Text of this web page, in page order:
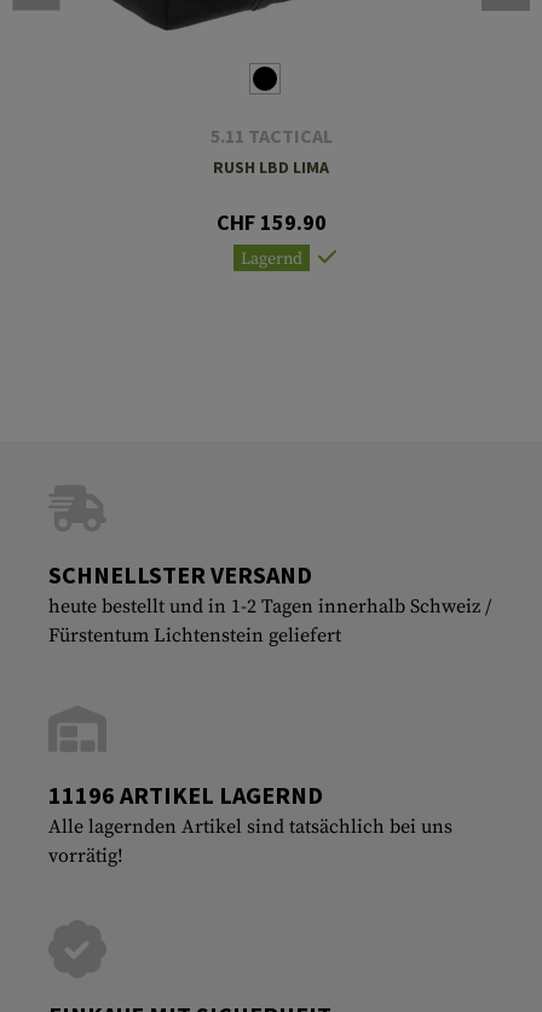
5.11 TACTICAL
RUSH LBD LIMA
CHF 159.90
Lagernd
SCHNELLSTER VERSAND
heute bestellt und in 1-2 Tagen innerhalb Schweiz /
Fürstentum Lichtenstein geliefert
11196 ARTIKEL LAGERND
Alle lagernden Artikel sind tatsächlich bei uns
vorrätig!